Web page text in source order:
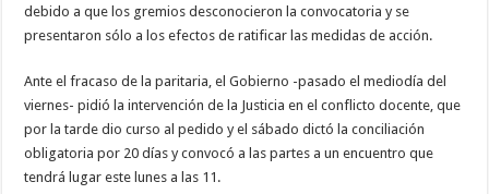
debido a que los gremios desconocieron la convocatoria y se
presentaron sólo a los efectos de ratificar las medidas de acción.
Ante el fracaso de la paritaria, el Gobierno -pasado el mediodía del
viernes- pidió la intervención de la Justicia en el conflicto docente, que
por la tarde dio curso al pedido y el sábado dictó la conciliación
obligatoria por 20 días y convocó a las partes a un encuentro que
tendrá lugar este lunes a las 11.